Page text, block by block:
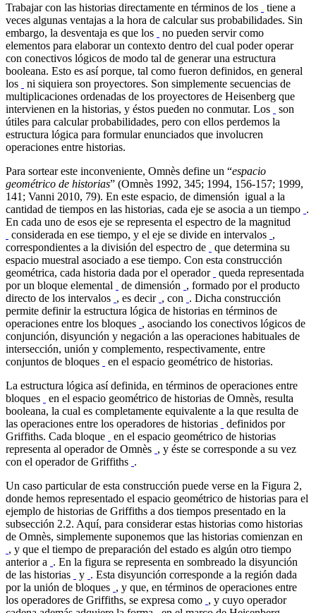
Trabajar con las historias directamente en términos de los
tiene a
veces algunas ventajas a la hora de calcular sus probabilidades. Sin
embargo, la desventaja es que los
no pueden servir como
elementos para elaborar un contexto dentro del cual poder operar
con conectivos lógicos de modo tal de generar una estructura
booleana. Esto es así porque, tal como fueron definidos, en general
los
ni siquiera son proyectores. Son simplemente secuencias de
multiplicaciones ordenadas de los proyectores de Heisenberg que
intervienen en la historias, y éstos pueden no conmutar. Los
son
útiles para calcular probabilidades, pero con ellos perdemos la
estructura lógica para formular enunciados que involucren
operaciones entre historias.
Para sortear este inconveniente, Omnès define un “espacio
geométrico de historias” (Omnès 1992, 345; 1994, 156-157; 1999,
141; Vanni 2010, 79). En este espacio, de dimensión igual a la
cantidad de tiempos en las historias, cada eje se asocia a un tiempo .
En cada uno de esos eje se representa el espectro de la magnitud
considerada en ese tiempo, y el eje se divide en intervalos ,
correspondientes a la división del espectro de
que determina su
espacio muestral asociado a ese tiempo. Con esta construcción
geométrica, cada historia dada por el operador
queda representada
por un bloque elemental
de dimensión , formado por el producto
directo de los intervalos , es decir , con . Dicha construcción
permite definir la estructura lógica de historias en términos de
operaciones entre los bloques , asociando los conectivos lógicos de
conjunción, disyunción y negación a las operaciones habituales de
intersección, unión y complemento, respectivamente, entre
conjuntos de bloques
en el espacio geométrico de historias.
La estructura lógica así definida, en términos de operaciones entre
bloques
en el espacio geométrico de historias de Omnès, resulta
booleana, la cual es completamente equivalente a la que resulta de
las operaciones entre los operadores de historias
definidos por
Griffiths. Cada bloque
en el espacio geométrico de historias
representa al operador de Omnès , y éste se corresponde a su vez
con el operador de Griffiths .
Un caso particular de esta construcción puede verse en la Figura 2,
donde hemos representado el espacio geométrico de historias para el
ejemplo de historias de Griffiths a dos tiempos presentado en la
subsección 2.2. Aquí, para considerar estas historias como historias
de Omnès, simplemente suponemos que las historias comienzan en
, y que el tiempo de preparación del estado es algún otro tiempo
anterior a . En la figura se representa en sombreado la disyunción
de las historias
y . Esta disyunción corresponde a la región dada
por la unión de bloques , y que, en términos de operaciones entre
los operadores de Griffiths, se expresa como , y cuyo operador